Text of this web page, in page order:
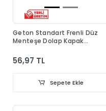
Geton Standart Frenli Düz
Menteşe Dolap Kapak
56,97 TL
Sepete Ekle